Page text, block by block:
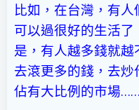
比如，在台灣，有
可以過很好的生活
是，有人越多錢就
去滾更多的錢，去
佔有大比例的市場